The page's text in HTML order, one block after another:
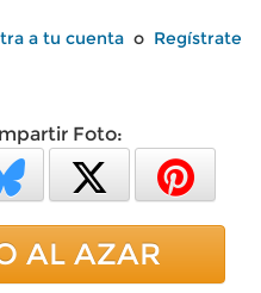
a tu cuenta o Regístrate
Foto:
AL AZAR